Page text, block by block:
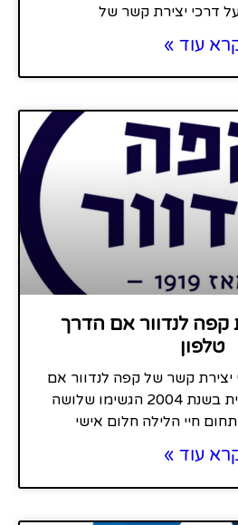
דרכי יצירת קשר של
עוד »
קפה לנדוור אם הדרך
טלפון
יצירת קשר של קפה לנדוור אם
הדרך טלפון דף הבית בשנת 2004 הגשימו שלושה
חיי הלילה חלום אישי
עוד »